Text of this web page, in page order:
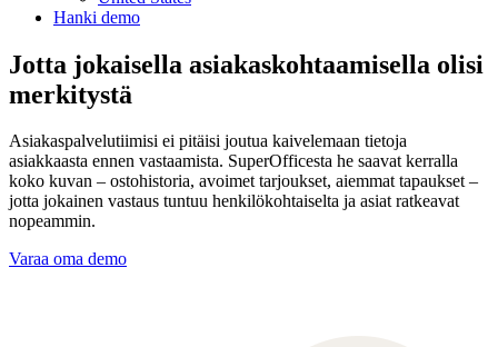
Hanki demo
Jotta jokaisella asiakaskohtaamisella olisi
merkitystä
Asiakaspalvelutiimisi ei pitäisi joutua kaivelemaan tietoja
asiakkaasta ennen vastaamista. SuperOfficesta he saavat kerralla
koko kuvan – ostohistoria, avoimet tarjoukset, aiemmat tapaukset –
jotta jokainen vastaus tuntuu henkilökohtaiselta ja asiat ratkeavat
nopeammin.
Varaa oma demo